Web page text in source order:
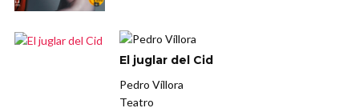
El juglar del Cid
Pedro Víllora
Teatro